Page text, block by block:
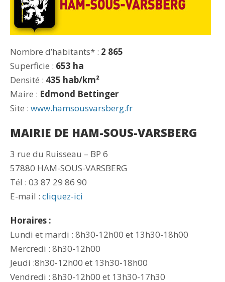
Nombre d’habitants* : 2 865
Superficie : 653 ha
Densité : 435 hab/km²
Maire : Edmond Bettinger
Site : www.hamsousvarsberg.fr
MAIRIE DE HAM-SOUS-VARSBERG
3 rue du Ruisseau – BP 6
57880 HAM-SOUS-VARSBERG
Tél : 03 87 29 86 90
E-mail : cliquez-ici
Horaires :
Lundi et mardi : 8h30-12h00 et 13h30-18h00
Mercredi : 8h30-12h00
Jeudi :8h30-12h00 et 13h30-18h00
Vendredi : 8h30-12h00 et 13h30-17h30